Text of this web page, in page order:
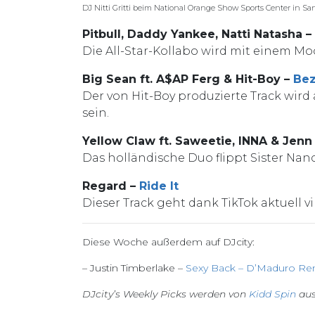
DJ Nitti Gritti beim National Orange Show Sports Center in
Pitbull, Daddy Yankee, Natti Natasha –
Die All-Star-Kollabo wird mit einem
Big Sean ft. A$AP Ferg & Hit-Boy –
Der von Hit-Boy produzierte Track
sein.
Yellow Claw ft. Saweetie, INNA &
Das holländische Duo flippt Sister
Regard – Ride It
Dieser Track geht dank TikTok aktuell
Diese Woche außerdem auf DJcity:
– Justin Timberlake – Sexy Back – D’Maduro
DJcity’s Weekly Picks werden von Kidd Spin